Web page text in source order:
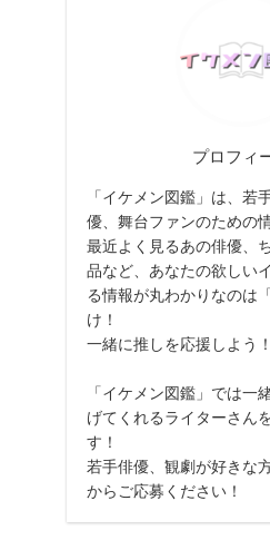
プロフィ
「イケメン図鑑」は、若
優、舞台ファンのための
最近よく見るあの俳優、
品など、あなたの欲しい
る情報が丸わかりなのは
け！
一緒に推しを応援しよう！
「イケメン図鑑」では一
げてくれるライターさん
す！
若手俳優、観劇が好きな
からご応募ください！